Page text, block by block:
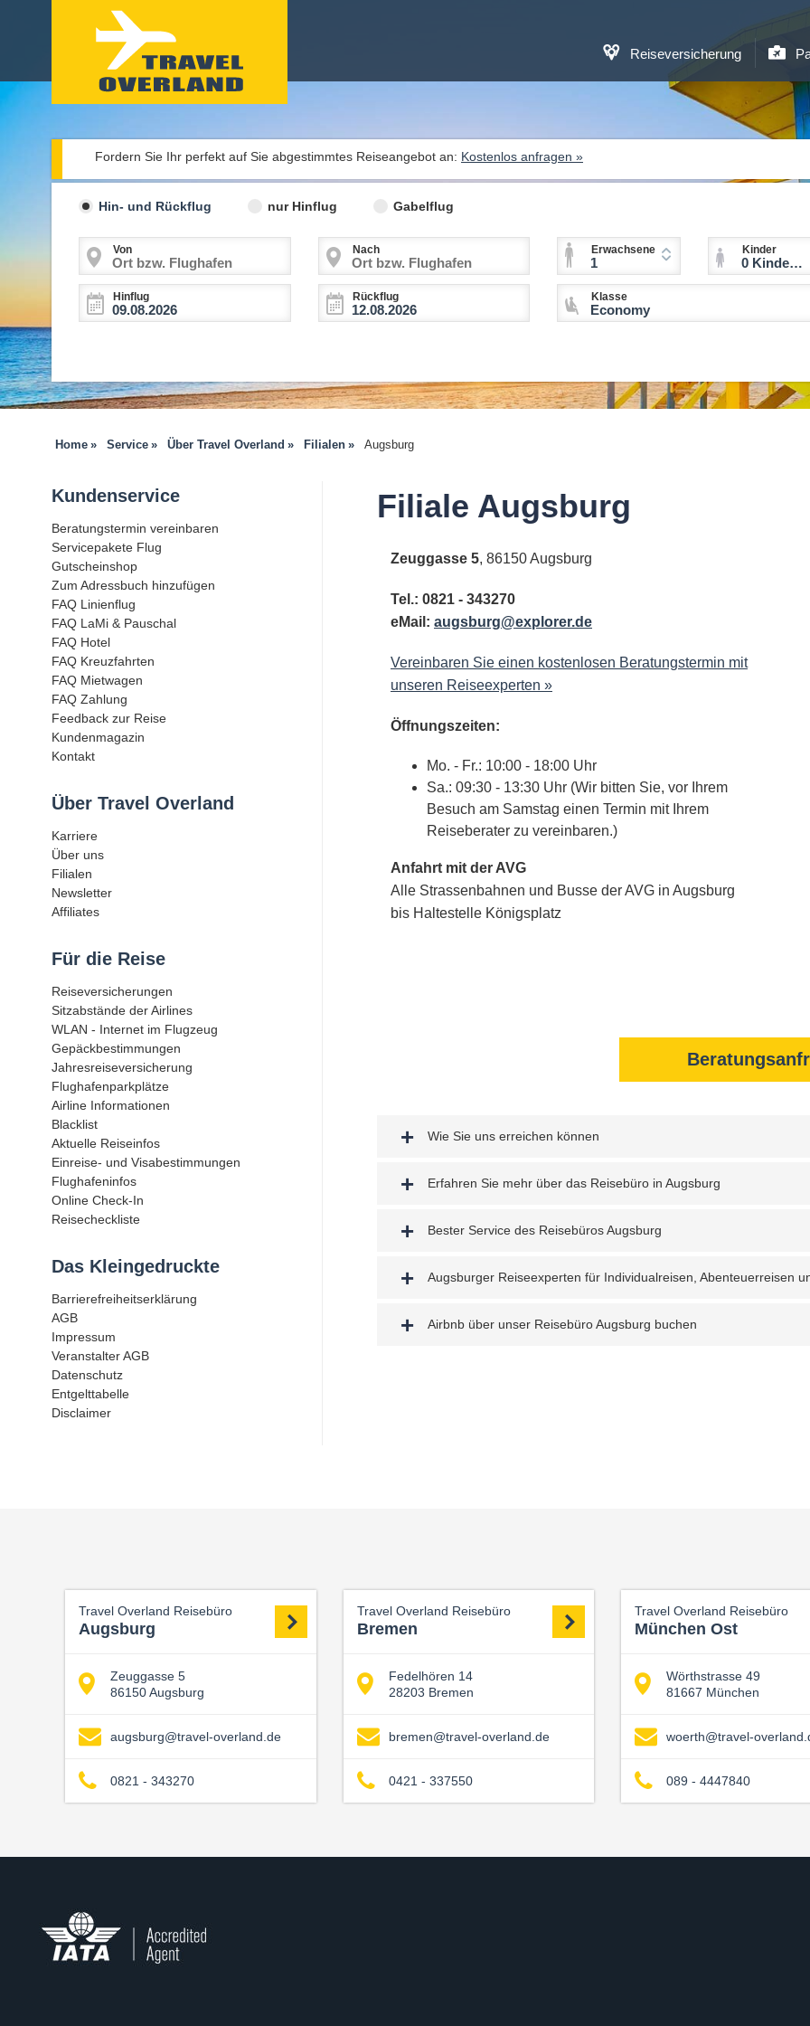
Reiseversicherung
Fordern Sie Ihr perfekt auf Sie abgestimmtes Reiseangebot an: Kostenlos anfragen »
Hin- und Rückflug nur Hinflug Gabelflug
Von Nach
Hinflug Rückflug
Erwachsene
1
Kinder
0 Kinder (2-11 Jahre)
Klasse
Economy
Home Service Über Travel Overland Filialen Augsburg
Filiale Augsburg
Zeuggasse 5, 86150 Augsburg
Tel.: 0821 - 343270
eMail: augsburg@explorer.de
Vereinbaren Sie einen kostenlosen Beratungstermin mit
unseren Reiseexperten »
Öffnungszeiten:
Mo. - Fr.: 10:00 - 18:00 Uhr
Sa.: 09:30 - 13:30 Uhr (Wir bitten Sie, vor Ihrem
Besuch am Samstag einen Termin mit Ihrem
Reiseberater zu vereinbaren.)
Anfahrt mit der AVG
Alle Strassenbahnen und Busse der AVG in Augsburg
bis Haltestelle Königsplatz
Wie Sie uns erreichen können
Erfahren Sie mehr über das Reisebüro in Augsburg
Bester Service des Reisebüros Augsburg
Augsburger Reiseexperten für Individualreisen, Abenteuerreisen
Airbnb über unser Reisebüro Augsburg buchen
Kundenservice
Beratungstermin vereinbaren
Servicepakete Flug
Gutscheinshop
Zum Adressbuch hinzufügen
FAQ Linienflug
FAQ LaMi & Pauschal
FAQ Hotel
FAQ Kreuzfahrten
FAQ Mietwagen
FAQ Zahlung
Feedback zur Reise
Kundenmagazin
Kontakt
Über Travel Overland
Karriere
Über uns
Filialen
Newsletter
Affiliates
Für die Reise
Reiseversicherungen
Sitzabstände der Airlines
WLAN - Internet im Flugzeug
Gepäckbestimmungen
Jahresreiseversicherung
Flughafenparkplätze
Airline Informationen
Blacklist
Aktuelle Reiseinfos
Einreise- und Visabestimmungen
Flughafeninfos
Online Check-In
Reisecheckliste
Das Kleingedruckte
Barrierefreiheitserklärung
AGB
Impressum
Veranstalter AGB
Datenschutz
Entgelttabelle
Disclaimer
Travel Overland Reisebüro
Augsburg
Zeuggasse 5
86150 Augsburg
augsburg@travel-overland.de
0821 - 343270
Travel Overland Reisebüro
Bremen
Fedelhören 14
28203 Bremen
bremen@travel-overland.de
0421 - 337550
Travel Overland Reisebüro
München Ost
Wörthstrasse 49
81667 München
woerth@travel-
089 - 4447840